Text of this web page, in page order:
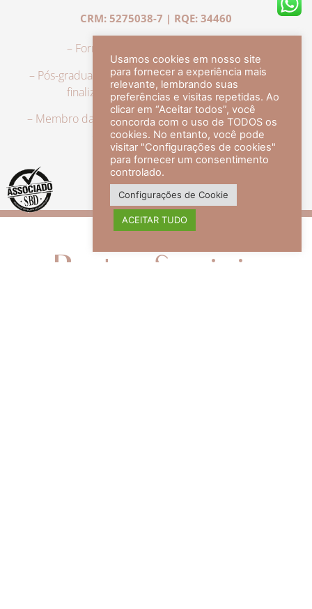
CRM: 5275038-7 | RQE: 34460
– Formação em Medicina pela UFRJ.
– Pós-graduação em Dermatologia pela UFRJ, tendo
finalizado a especialização em 2007.
– Membro da Sociedade Brasileira de Dermatologia,
com título de especialista.
veja mais +
Redes Sociais
Usamos cookies em nosso site
para fornecer a experiência mais
relevante, lembrando suas
preferências e visitas repetidas. Ao
clicar em “Aceitar todos”, você
concorda com o uso de TODOS os
cookies. No entanto, você pode
visitar "Configurações de cookies"
para fornecer um consentimento
controlado.
Configurações de Cookie
ACEITAR TUDO